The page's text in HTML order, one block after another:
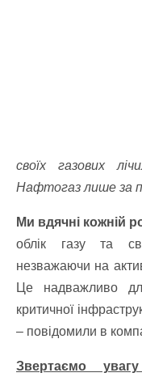
своїх газових
Нафтогаз лише за
Ми вдячні кожній
облік газу та
незважаючи на
Це надважливо
критичної
– повідомили в
Звертаємо